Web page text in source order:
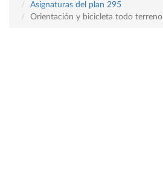
Asignaturas del plan 295
Orientación y bicicleta todo terreno